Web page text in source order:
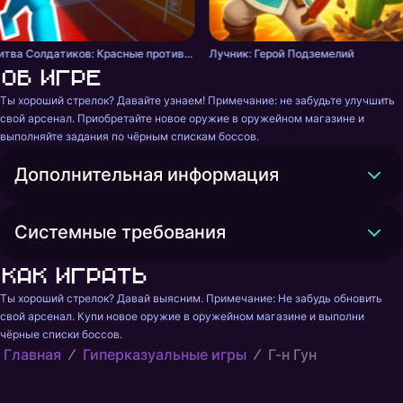
Битва Солдатиков: Красные против Синих Лучник: Герой Подземелий
Об игре
Ты хороший стрелок? Давайте узнаем! Примечание: не забудьте улучшить
свой арсенал. Приобретайте новое оружие в оружейном магазине и
выполняйте задания по чёрным спискам боссов.
Дополнительная информация
Системные требования
Как играть
Ты хороший стрелок? Давай выясним. Примечание: Не забудь обновить
свой арсенал. Купи новое оружие в оружейном магазине и выполни
чёрные списки боссов.
Главная Гиперказуальные игры Г-н Гун